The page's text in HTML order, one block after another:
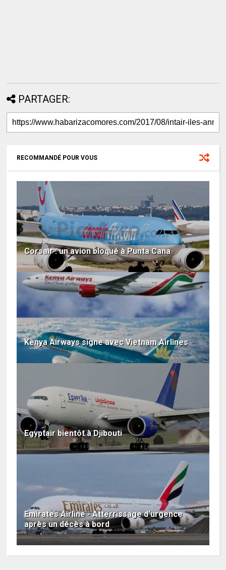
PARTAGER:
RECOMMANDÉ POUR VOUS
Corsair : un avion bloqué à Punta Cana
Kenya Airways signe avec Vietnam Airlines
Egyptair bientôt à Djibouti
Emirates Airline - Atterrissage d'urgence
après un décès à bord